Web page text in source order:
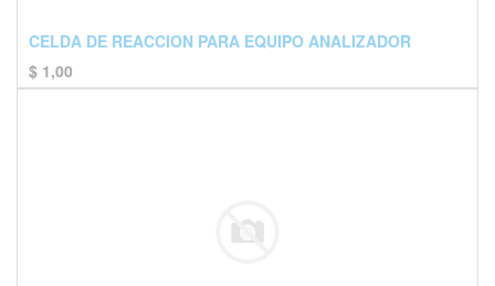
CELDA DE REACCION PARA EQUIPO ANALIZADOR
$ 1,00